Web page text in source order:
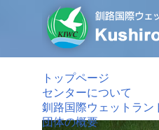
トップページ
センターについて
釧路国際ウェットラン
団体の概要